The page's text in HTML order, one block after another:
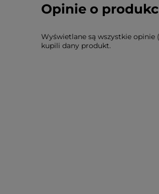
Opinie o
Wyświetlane są wszystkie
kupili dany produkt.